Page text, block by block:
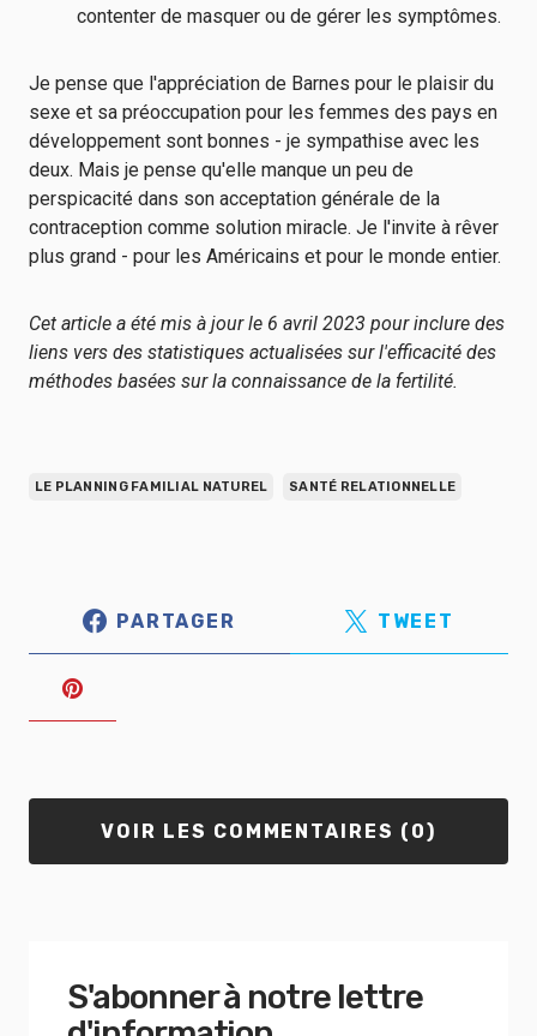
contenter de masquer ou de gérer les symptômes.
Je pense que l'appréciation de Barnes pour le plaisir du
sexe et sa préoccupation pour les femmes des pays en
développement sont bonnes - je sympathise avec les
deux. Mais je pense qu'elle manque un peu de
perspicacité dans son acceptation générale de la
contraception comme solution miracle. Je l'invite à rêver
plus grand - pour les Américains et pour le monde entier.
Cet article a été mis à jour le 6 avril 2023 pour inclure des
liens vers des statistiques actualisées sur l'efficacité des
méthodes basées sur la connaissance de la fertilité.
LE PLANNING FAMILIAL NATUREL SANTÉ RELATIONNELLE
PARTAGER TWEET
VOIR LES COMMENTAIRES (0)
S'abonner à notre lettre